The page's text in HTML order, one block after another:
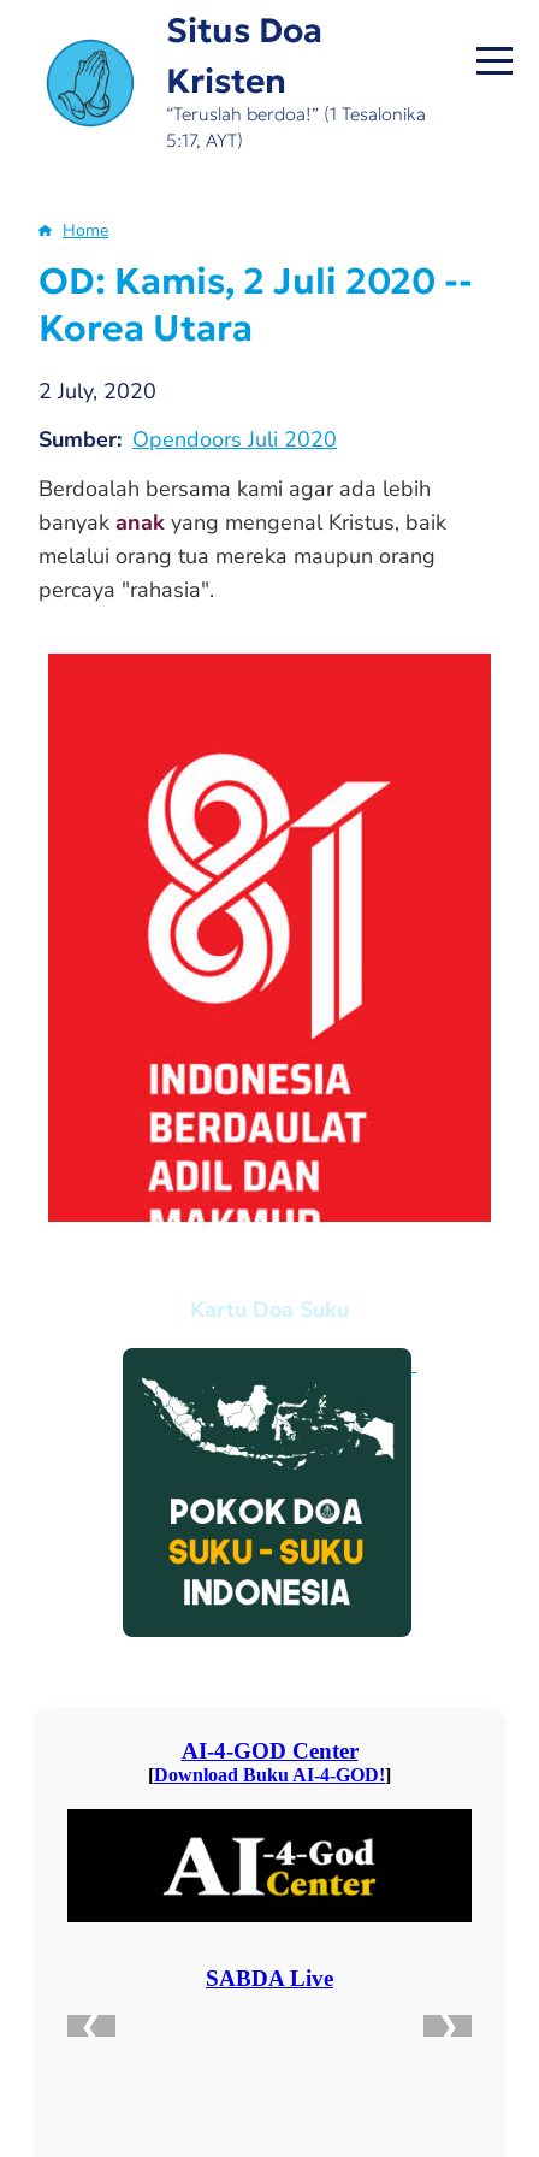
main
content
Situs Doa
Kristen
“Teruslah berdoa!” (1 Tesalonika
5:17, AYT)
Breadcrumb
Home
OD: Kamis, 2 Juli 2020 --
Korea Utara
2 July, 2020
Sumber Opendoors Juli 2020
Berdoalah bersama kami agar ada lebih
banyakanak yang mengenal Kristus, baik
melalui orang tua mereka maupun orang
percaya "rahasia".
Kartu Doa Suku